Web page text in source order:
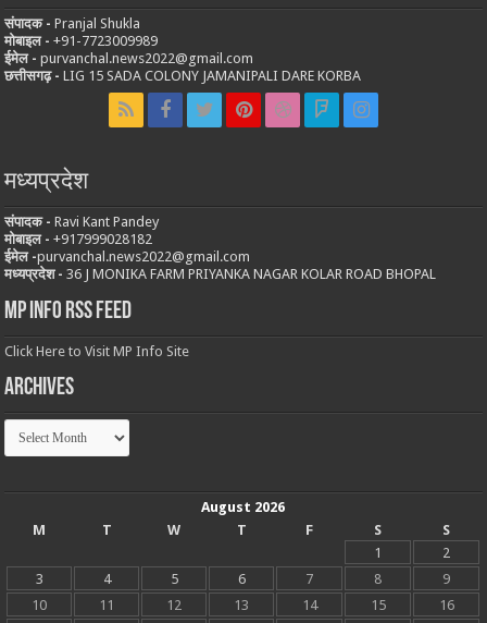
संपादक - Pranjal Shukla
मोबाइल - ‪+91-7723009989
ईमेल - purvanchal.news2022@gmail.com
छत्तीसगढ़ - LIG 15 SADA COLONY JAMANIPALI DARE KORBA
मध्यप्रदेश
संपादक - Ravi Kant Pandey
मोबाइल - ‪+917999028182
ईमेल -purvanchal.news2022@gmail.com
मध्यप्रदेश -36 J MONIKA FARM PRIYANKA NAGAR KOLAR ROAD BHOPAL
MP Info RSS Feed
Click Here to Visit MP Info Site
Archives
Archives
August 2026
M
T W T F S
S
1
2
3
4 5 6 7 8
9
10
11 12 13 14 15 16